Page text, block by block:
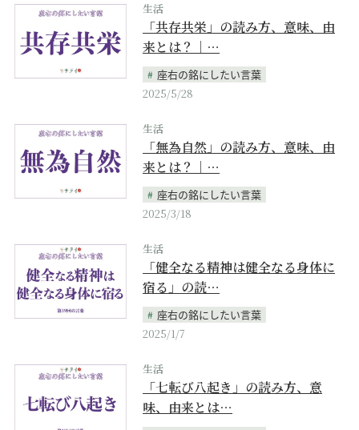
生活
「共存共栄」の読み方、意味、由
来とは？｜…
座右の銘にしたい言葉
2025/5/28
生活
「無為自然」の読み方、意味、由
来とは？｜…
座右の銘にしたい言葉
2025/3/18
生活
「健全なる精神は健全なる身体に
宿る」の読…
座右の銘にしたい言葉
2025/1/7
生活
「七転び八起き」の読み方、意
味、由来とは…